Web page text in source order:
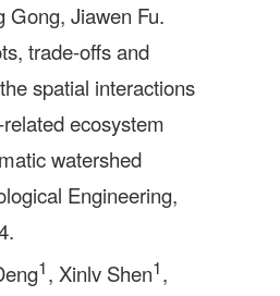
Gong, Jiawen Fu.
trade-offs and
spatial interactions
ecosystem
watershed
Engineering,
1, Xinlv Shen1,